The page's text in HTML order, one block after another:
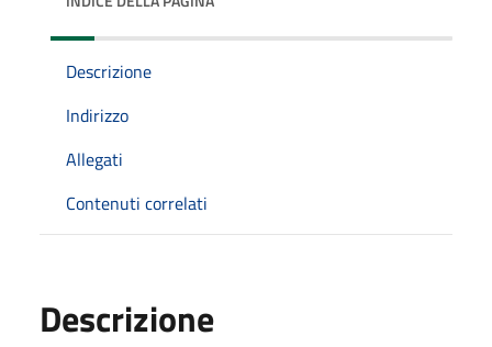
Descrizione
Indirizzo
Allegati
Contenuti correlati
Descrizione